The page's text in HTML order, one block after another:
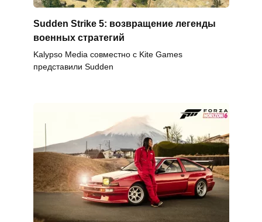
Sudden Strike 5: возвращение легенды
военных стратегий
Kalypso Media совместно с Kite Games
представили Sudden